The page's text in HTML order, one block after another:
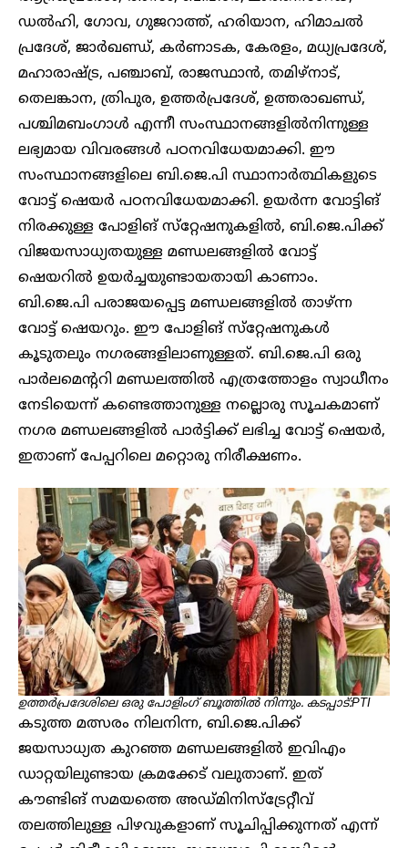
ഡൽഹി, ഗോവ, ഗുജറാത്ത്, ഹരിയാന, ഹിമാചൽ
പ്രദേശ്, ജാർഖണ്ഡ്, കർണാടക, കേരളം, മധ്യപ്രദേശ്,
മഹാരാഷ്ട്ര, പഞ്ചാബ്, രാജസ്ഥാൻ, തമിഴ്‌നാട്,
തെലങ്കാന, ത്രിപുര, ഉത്തർപ്രദേശ്, ഉത്തരാഖണ്ഡ്,
പശ്ചിമബംഗാൾ എന്നീ സംസ്ഥാനങ്ങളിൽനിന്നുള്ള
ലഭ്യമായ വിവരങ്ങൾ പഠനവിധേയമാക്കി. ഈ
സംസ്ഥാനങ്ങളിലെ ബി.ജെ.പി സ്ഥാനാർത്ഥികളുടെ
വോട്ട് ഷെയർ പഠനവിധേയമാക്കി. ഉയർന്ന വോട്ടിങ്
നിരക്കുള്ള പോളിങ് സ്‌റ്റേഷനുകളിൽ, ബി.ജെ.പിക്ക്
വിജയസാധ്യതയുള്ള മണ്ഡലങ്ങളിൽ വോട്ട്
ഷെയറിൽ ഉയർച്ചയുണ്ടായതായി കാണാം.
ബി.ജെ.പി പരാജയപ്പെട്ട മണ്ഡലങ്ങളിൽ താഴ്ന്ന
വോട്ട് ഷെയറും. ഈ പോളിങ് സ്‌റ്റേഷനുകൾ
കൂടുതലും ന​ഗരങ്ങളിലാണുള്ളത്. ബി.ജെ.പി ഒരു
പാർലമെന്ററി മണ്ഡലത്തിൽ എത്രത്തോളം സ്വാധീനം
നേടിയെന്ന് കണ്ടെത്താനുള്ള നല്ലൊരു സൂചകമാണ്
ന​ഗര മണ്ഡലങ്ങളിൽ പാർട്ടിക്ക് ലഭിച്ച വോട്ട് ഷെയർ,
ഇതാണ് പേപ്പറിലെ മറ്റൊരു നിരീക്ഷണം.
ഉത്തർപ്രദേശിലെ ഒരു പോളിം​ഗ് ബൂത്തിൽ നിന്നും. കടപ്പാട്:PTI
കടുത്ത മത്സരം നിലനിന്ന, ബി.ജെ.പിക്ക്
ജയസാധ്യത കുറഞ്ഞ മണ്ഡലങ്ങളിൽ ഇവിഎം
ഡാറ്റയിലുണ്ടായ ക്രമക്കേട് വലുതാണ്. ഇത്
കൗണ്ടിങ് സമയത്തെ അഡ്മിനിസ്‌ട്രേറ്റീവ്
തലത്തിലുള്ള പിഴവുകളാണ് സൂചിപ്പിക്കുന്നത് എന്ന്